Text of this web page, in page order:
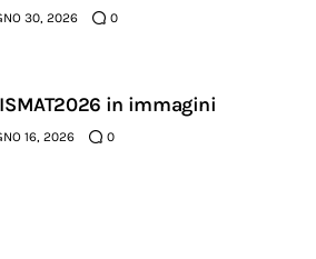
30, 2026 0
in immagini
16, 2026 0